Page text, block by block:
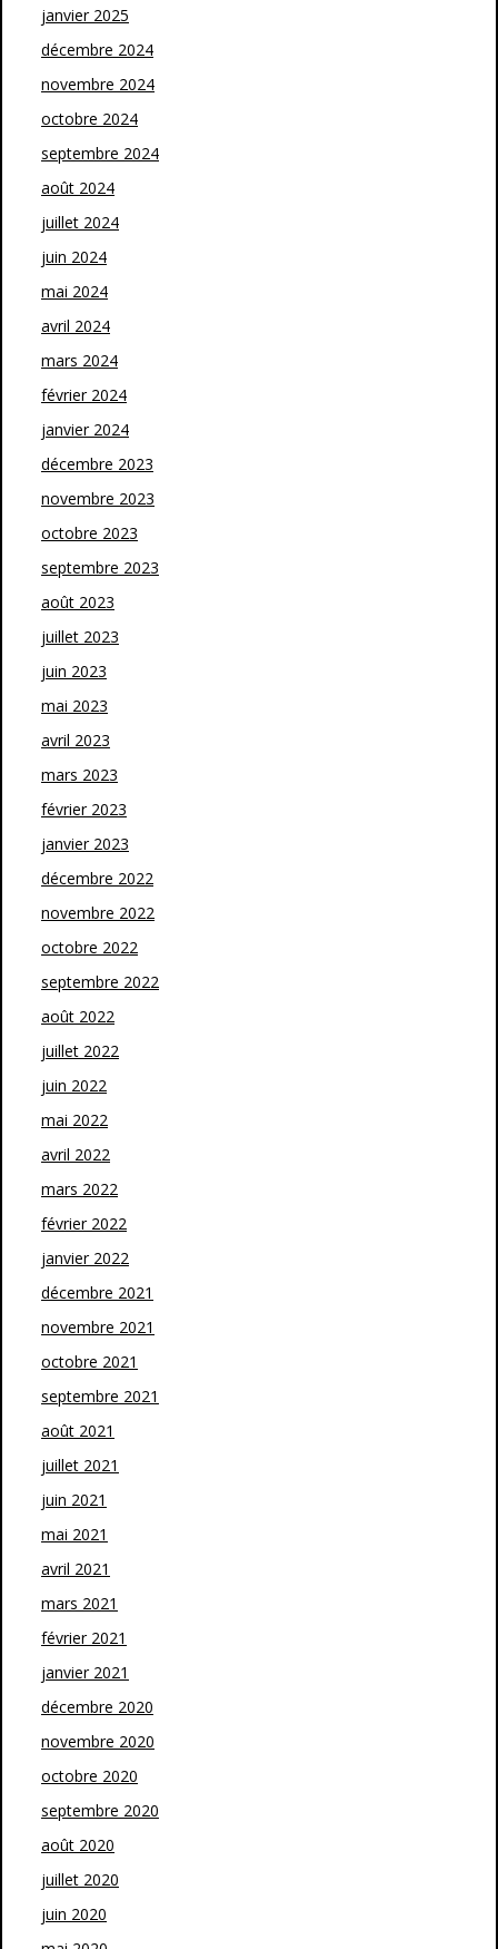
janvier 2025
décembre 2024
novembre 2024
octobre 2024
septembre 2024
août 2024
juillet 2024
juin 2024
mai 2024
avril 2024
mars 2024
février 2024
janvier 2024
décembre 2023
novembre 2023
octobre 2023
septembre 2023
août 2023
juillet 2023
juin 2023
mai 2023
avril 2023
mars 2023
février 2023
janvier 2023
décembre 2022
novembre 2022
octobre 2022
septembre 2022
août 2022
juillet 2022
juin 2022
mai 2022
avril 2022
mars 2022
février 2022
janvier 2022
décembre 2021
novembre 2021
octobre 2021
septembre 2021
août 2021
juillet 2021
juin 2021
mai 2021
avril 2021
mars 2021
février 2021
janvier 2021
décembre 2020
novembre 2020
octobre 2020
septembre 2020
août 2020
juillet 2020
juin 2020